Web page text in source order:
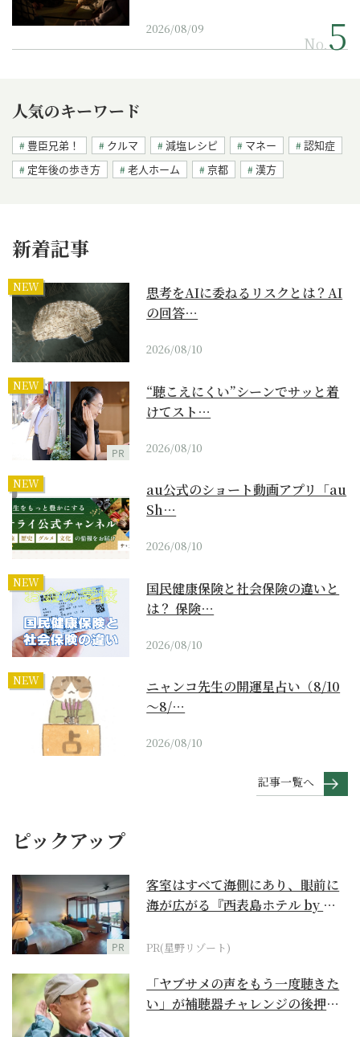
2026/08/09
No.
人気のキーワード
豊臣兄弟！ クルマ 減塩レシピ マネー
認知症
定年後の歩き方
老人ホーム 京都 漢方
新着記事
NEW
思考をAIに委ねるリスクとは？AI
の回答…
2026/08/10
NEW
PR
“聴こえにくい”シーンでサッと着
けてスト…
2026/08/10
NEW
au公式のショート動画アプリ「au
Sh…
2026/08/10
NEW
国民健康保険と社会保険の違いと
は？ 保険…
2026/08/10
NEW
ニャンコ先生の開運星占い（8/10
～8/…
2026/08/10
記事一覧へ
ピックアップ
PR
客室はすべて海側にあり、眼前に
海が広がる『西表島ホテル by 星
PR(星野リゾート)
「ヤブサメの声をもう一度聴きた
い」が補聴器チャレンジの後押し